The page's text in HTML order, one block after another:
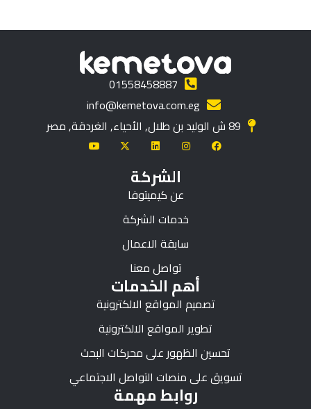
01558458887
info@kemetova.com.eg
89 ش الوليد بن طلال, الأحياء, الغردقة, مصر
الشركة
عن كيميتوفا
خدمات الشركة
سابقة الاعمال
تواصل معنا
أهم الخدمات
تصميم المواقع الالكترونية
تطوير المواقع الالكترونية
تحسين الظهور على محركات البحث
تسويق على منصات التواصل الاجتماعي
روابط مهمة